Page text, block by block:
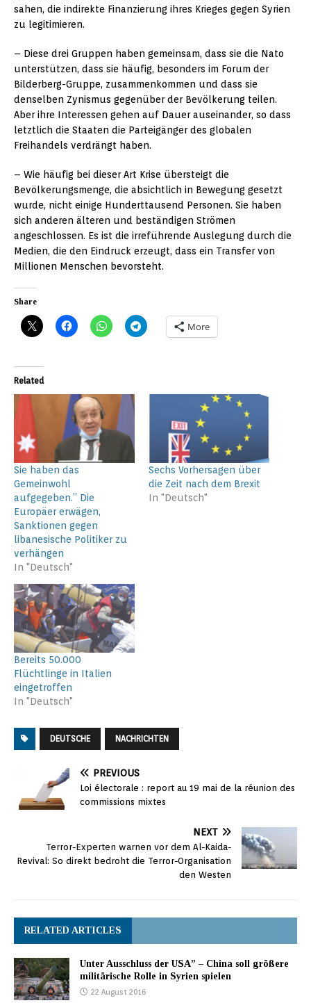
sahen, die indirekte Finanzierung ihres Krieges gegen Syrien
zu legitimieren.
– Diese drei Gruppen haben gemeinsam, dass sie die Nato
unterstützen, dass sie häufig, besonders im Forum der
Bilderberg-Gruppe, zusammenkommen und dass sie
denselben Zynismus gegenüber der Bevölkerung teilen.
Aber ihre Interessen gehen auf Dauer auseinander, so dass
letztlich die Staaten die Parteigänger des globalen
Freihandels verdrängt haben.
– Wie häufig bei dieser Art Krise übersteigt die
Bevölkerungsmenge, die absichtlich in Bewegung gesetzt
wurde, nicht einige Hunderttausend Personen. Sie haben
sich anderen älteren und beständigen Strömen
angeschlossen. Es ist die irreführende Auslegung durch die
Medien, die den Eindruck erzeugt, dass ein Transfer von
Millionen Menschen bevorsteht.
Share
More
Related
Sie haben das
Gemeinwohl
aufgegeben.” Die
Europäer erwägen,
Sanktionen gegen
libanesische Politiker zu
verhängen
In "Deutsch"
Sechs Vorhersagen über
die Zeit nach dem Brexit
In "Deutsch"
Bereits 50.000
Flüchtlinge in Italien
eingetroffen
In "Deutsch"
DEUTSCHE NACHRICHTEN
PREVIOUS
Loi électorale : report au 19 mai de la réunion des
commissions mixtes
NEXT
Terror-Experten warnen vor dem Al-Kaida-
Revival: So direkt bedroht die Terror-Organisation
den Westen
RELATED ARTICLES
Unter Ausschluss der USA” – China soll größere
militärische Rolle in Syrien spielen
22 August 2016